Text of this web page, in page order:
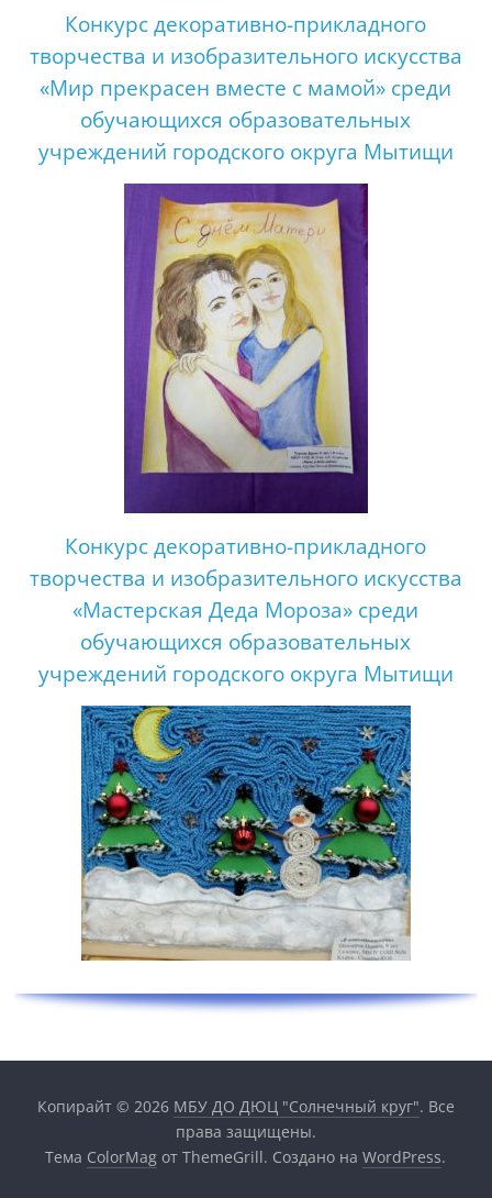
Конкурс декоративно-прикладного
творчества и изобразительного искусства
«Мир прекрасен вместе с мамой» среди
обучающихся образовательных
учреждений городского округа Мытищи
Конкурс декоративно-прикладного
творчества и изобразительного искусства
«Мастерская Деда Мороза» среди
обучающихся образовательных
учреждений городского округа Мытищи
Копирайт © 2026 МБУ ДО ДЮЦ "Солнечный круг". Все
права защищены.
Тема ColorMag от ThemeGrill. Создано наWordPress.